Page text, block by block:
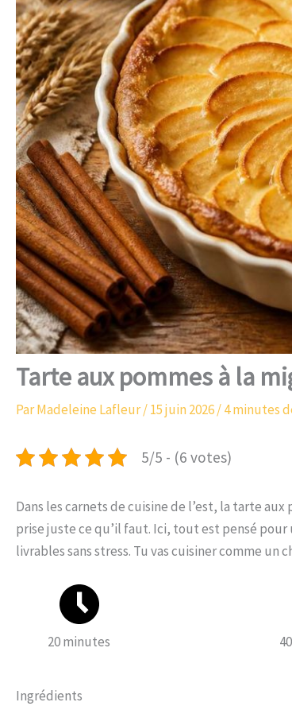
Tarte aux pommes à la
ParMadeleine Lafleur/15 juin 2026/4 minutes
5/5 - (6 votes)
Dans les carnets de cuisine de l’est, la tarte
prise juste ce qu’il faut. Ici, tout est pensé
livrables sans stress. Tu vas cuisiner comme un
20 minutes
Ingrédients